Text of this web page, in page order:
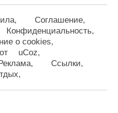
Соглашение
Конфиденциальность
о cookies
uCoz
Ссылки